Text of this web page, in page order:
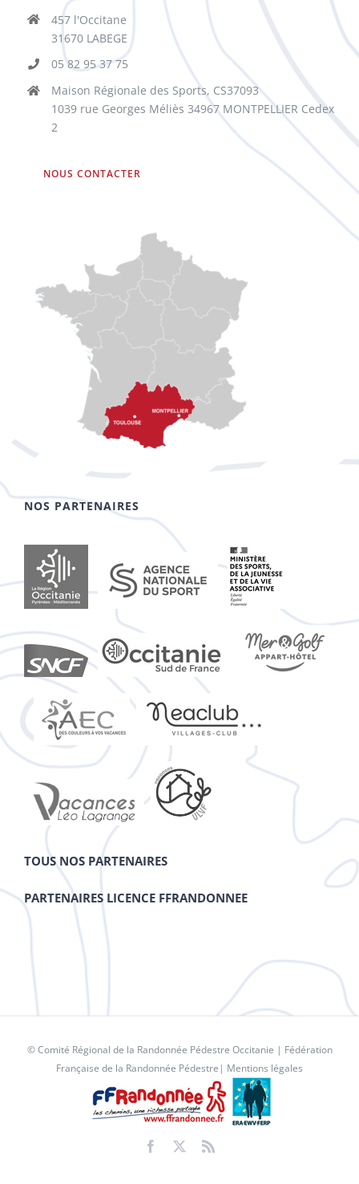
457 l'Occitane
31670 LABEGE
05 82 95 37 75
Maison Régionale des Sports, CS37093
1039 rue Georges Méliès 34967 MONTPELLIER Cedex
2
NOUS CONTACTER
NOS PARTENAIRES
TOUS NOS PARTENAIRES
PARTENAIRES LICENCE FFRANDONNEE
© Comité Régional de la Randonnée Pédestre Occitanie | Fédération
Française de la Randonnée Pédestre | Mentions légales
Facebook